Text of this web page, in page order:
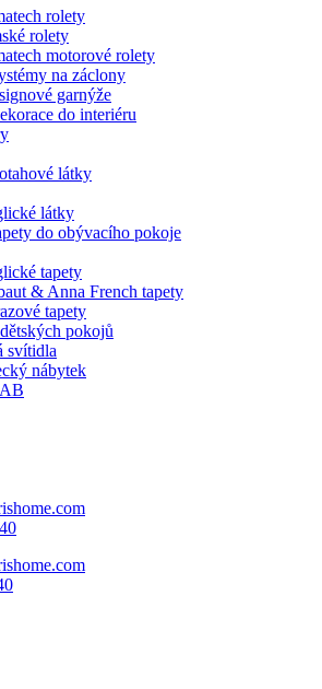
rolety
rolety
motorové rolety
na záclony
garnýže
do interiéru
látky
látky
do obývacího pokoje
tapety
& Anna French tapety
tapety
pokojů
svítidla
nábytek